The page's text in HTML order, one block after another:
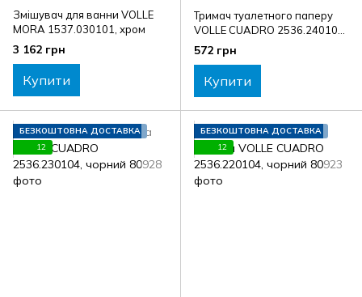
Змішувач для ванни VOLLE
MORA 1537.030101, хром
3 162 грн
Купити
Тримач туалетного паперу
VOLLE CUADRO 2536.240104,
чорний
572 грн
Купити
БЕЗКОШТОВНА ДОСТАВКА
12
БЕЗКОШТОВНА ДОСТАВКА
12